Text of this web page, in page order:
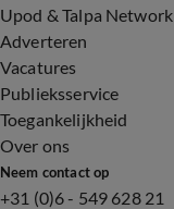
Upod & Talpa Network
Adverteren
Vacatures
Publieksservice
Toegankelijkheid
Over ons
Neem contact op
+31 (0)6 - 549 628 21